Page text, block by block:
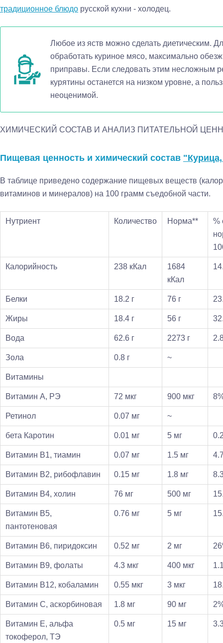
традиционное блюдо русской кухни - холодец.
Любое из яств можно сделать диетическим.
обработать куриное мясо, максимально
приправы. Если следовать этим несложным
курятины останется на низком уровне, а
неоценимой.
ХИМИЧЕСКИЙ СОСТАВ И АНАЛИЗ ПИТАТЕЛЬНОЙ
Пищевая ценность и химический состав
В таблице приведено содержание пищевых веществ
витаминов и минералов) на 100 грамм съедобной части.
Нутриент Количество Норма**
%
Калорийность 238 кКал
1684
кКал
Белки 18.2 г 76 г
Жиры 18.4 г 56 г
Вода 62.6 г 2273 г
Зола 0.8 г ~
Витамины
Витамин А, РЭ 72 мкг 900 мкг
Ретинол 0.07 мг ~
бета Каротин 0.01 мг 5 мг
Витамин В1, тиамин 0.07 мг 1.5 мг
Витамин В2, рибофлавин 0.15 мг 1.8 мг
Витамин В4, холин 76 мг 500 мг
Витамин В5,
пантотеновая
0.76 мг 5 мг
Витамин В6, пиридоксин 0.52 мг 2 мг
Витамин В9, фолаты 4.3 мкг 400 мкг
Витамин В12, кобаламин 0.55 мкг 3 мкг
Витамин C, аскорбиновая 1.8 мг 90 мг
Витамин Е, альфа
токоферол, ТЭ
0.5 мг 15 мг